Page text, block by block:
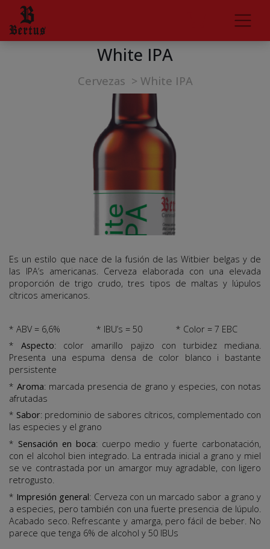
White IPA
Cervezas > White IPA
Es un estilo que nace de la fusión de las Witbier belgas y de
las IPA’s americanas. Cerveza elaborada con una elevada
proporción de trigo crudo, tres tipos de maltas y lúpulos
cítricos americanos.
* ABV = 6,6% * IBU’s = 50 * Color = 7 EBC
*Aspecto: color amarillo pajizo con turbidez mediana.
Presenta una espuma densa de color blanco i bastante
persistente
*Aroma: marcada presencia de grano y especies, con notas
afrutadas
* Sabor: predominio de sabores cítricos, complementado con
las especies y el grano
* Sensación en boca: cuerpo medio y fuerte carbonatación,
con el alcohol bien integrado. La entrada inicial a grano y miel
se ve contrastada por un amargor muy agradable, con ligero
retrogusto.
* Impresión general: Cerveza con un marcado sabor a grano y
a especies, pero también con una fuerte presencia de lúpulo.
Acabado seco. Refrescante y amarga, pero fácil de beber. No
parece que tenga 6% de alcohol y 50 IBUs